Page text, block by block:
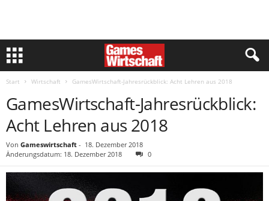
Start Wirtschaft GamesWirtschaft-Jahresrückblick: Acht Lehren aus 2018
GamesWirtschaft-Jahresrückblick:
Acht Lehren aus 2018
Von Gameswirtschaft - 18. Dezember 2018
Änderungsdatum: 18. Dezember 2018
0